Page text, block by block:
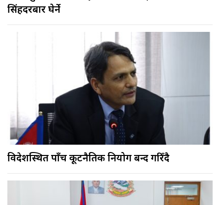
सिंहदरबार घेर्ने
विदेशस्थित पाँच कूटनैतिक नियोग बन्द गरिँदै